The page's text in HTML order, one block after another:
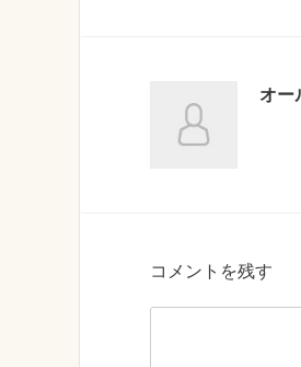
オー
コメントを残す